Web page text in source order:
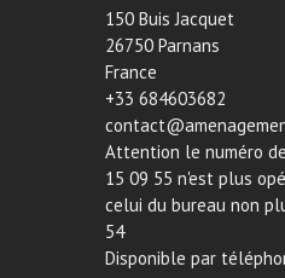
150 Buis Jacquet
26750 Parnans
France
+33 684603682
Attention le numéro
15 09 55 n'est plus
celui du bureau non
54
Disponible par